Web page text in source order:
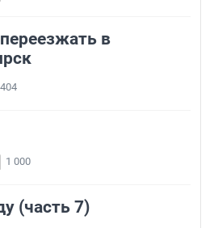
в
404
1 000
(часть 7)